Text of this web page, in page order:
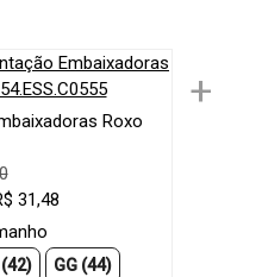
Roxo
31,48
(42) GG (44)
+